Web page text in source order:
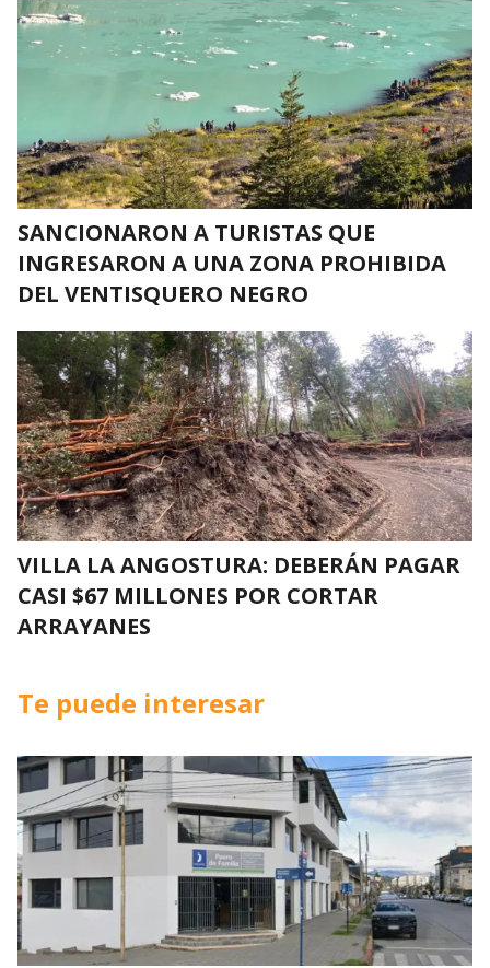
SANCIONARON A TURISTAS QUE
INGRESARON A UNA ZONA PROHIBIDA
DEL VENTISQUERO NEGRO
VILLA LA ANGOSTURA: DEBERÁN PAGAR
CASI $67 MILLONES POR CORTAR
ARRAYANES
Te puede interesar